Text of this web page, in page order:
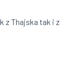
z Thajska tak i z